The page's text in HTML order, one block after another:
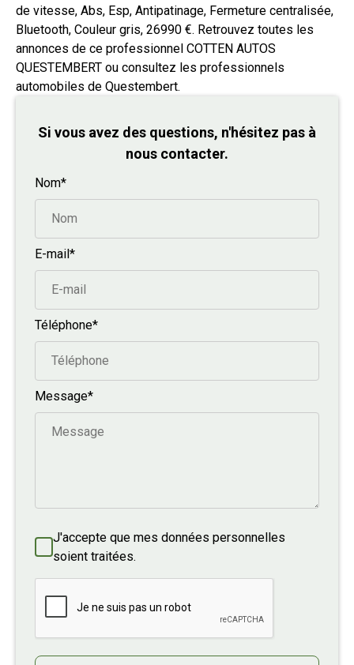
de vitesse, Abs, Esp, Antipatinage, Fermeture centralisée,
Bluetooth, Couleur gris, 26990 €. Retrouvez toutes les
annonces de ce professionnel COTTEN AUTOS
QUESTEMBERT ou consultez les professionnels
automobiles de Questembert.
Si vous avez des questions, n'hésitez pas à
nous contacter.
Nom*
E-mail*
Téléphone*
Message*
J'accepte que mes données personnelles
soient traitées.